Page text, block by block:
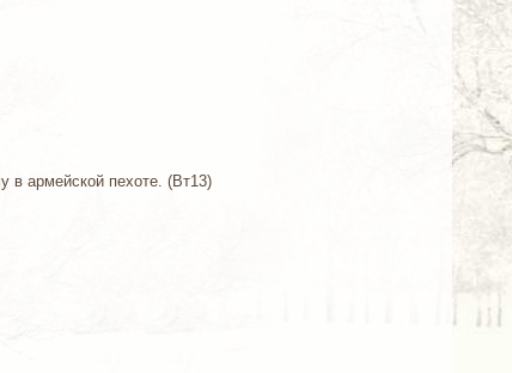
в армейской пехоте. (Вт13)